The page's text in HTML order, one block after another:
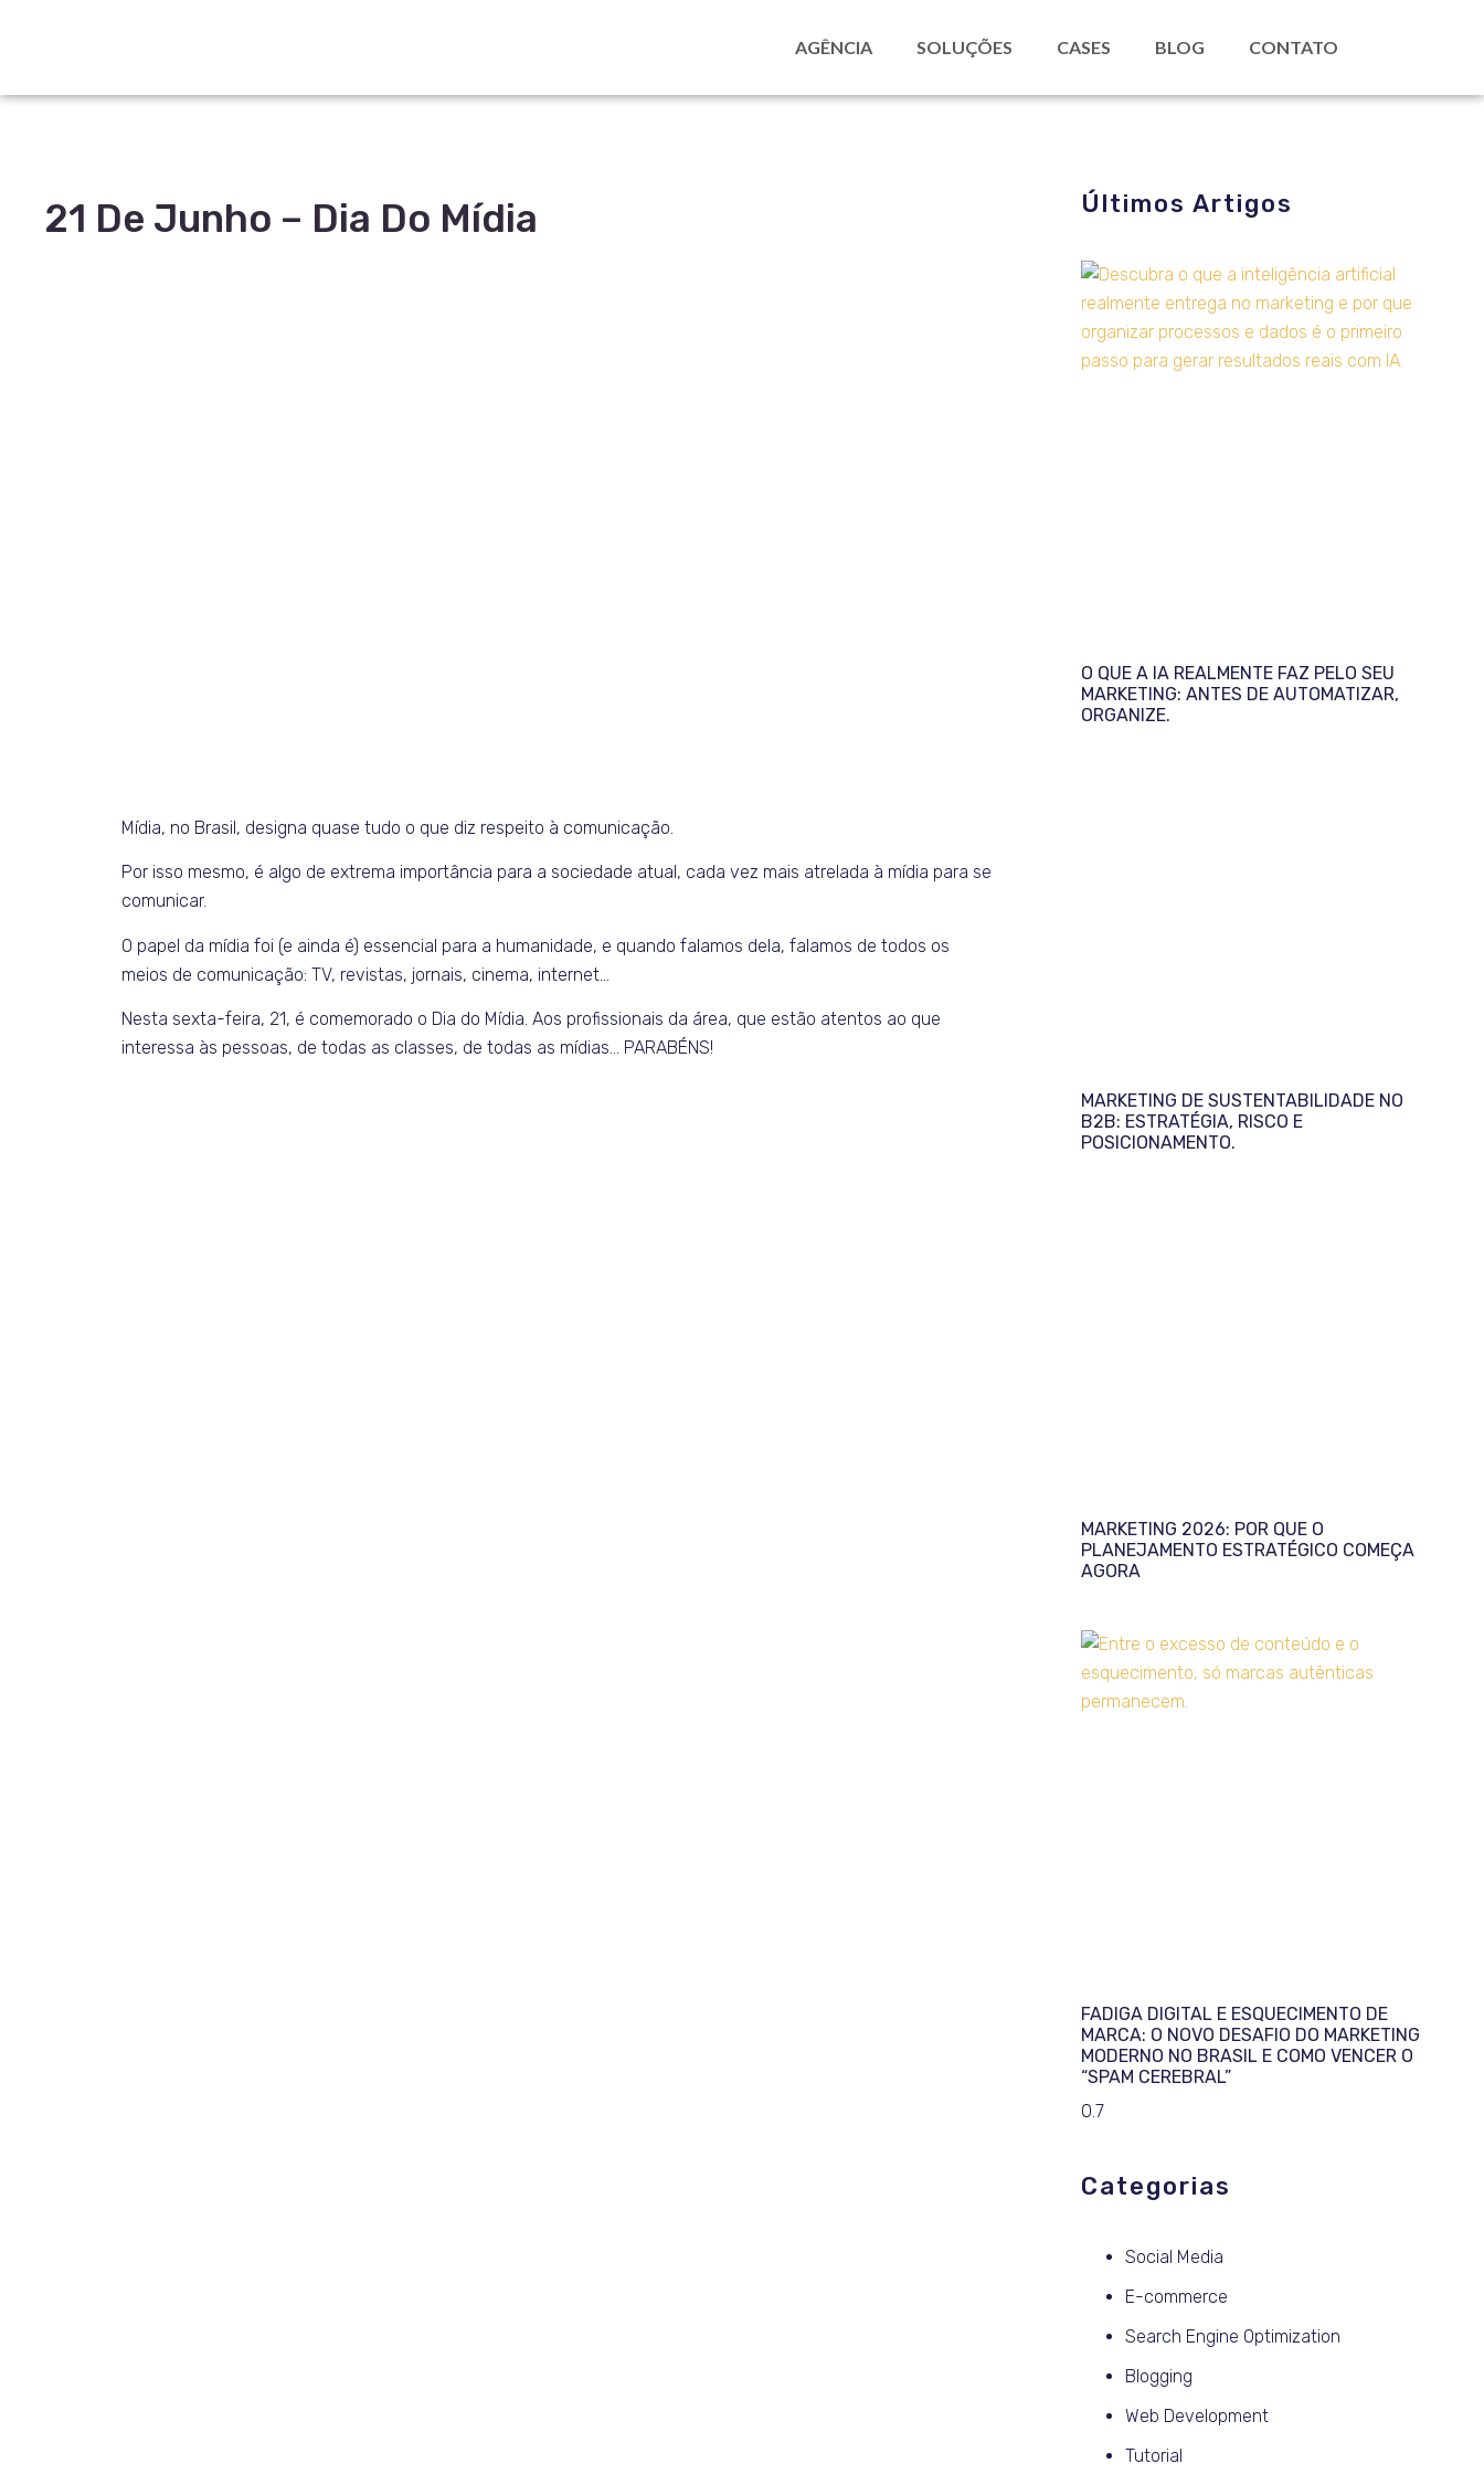
AGÊNCIA SOLUÇÕES CASES BLOG CONTATO
21 De Junho – Dia Do Mídia
Mídia, no Brasil, designa quase tudo o que diz respeito à comunicação.
Por isso mesmo, é algo de extrema importância para a sociedade atual, cada vez mais atrelada à mídia para se
comunicar.
O papel da mídia foi (e ainda é) essencial para a humanidade, e quando falamos dela, falamos de todos os
meios de comunicação: TV, revistas, jornais, cinema, internet…
Nesta sexta-feira, 21, é comemorado o Dia do Mídia. Aos profissionais da área, que estão atentos ao que
interessa às pessoas, de todas as classes, de todas as mídias… PARABÉNS!
Últimos Artigos
O QUE A IA REALMENTE FAZ PELO SEU
MARKETING: ANTES DE AUTOMATIZAR,
ORGANIZE.
MARKETING DE SUSTENTABILIDADE NO
B2B: ESTRATÉGIA, RISCO E
POSICIONAMENTO.
MARKETING 2026: POR QUE O
PLANEJAMENTO ESTRATÉGICO COMEÇA
AGORA
FADIGA DIGITAL E ESQUECIMENTO DE
MARCA: O NOVO DESAFIO DO MARKETING
MODERNO NO BRASIL E COMO VENCER O
“SPAM CEREBRAL”
Categorias
Social Media
E-commerce
Search Engine Optimization
Blogging
Web Development
Tutorial